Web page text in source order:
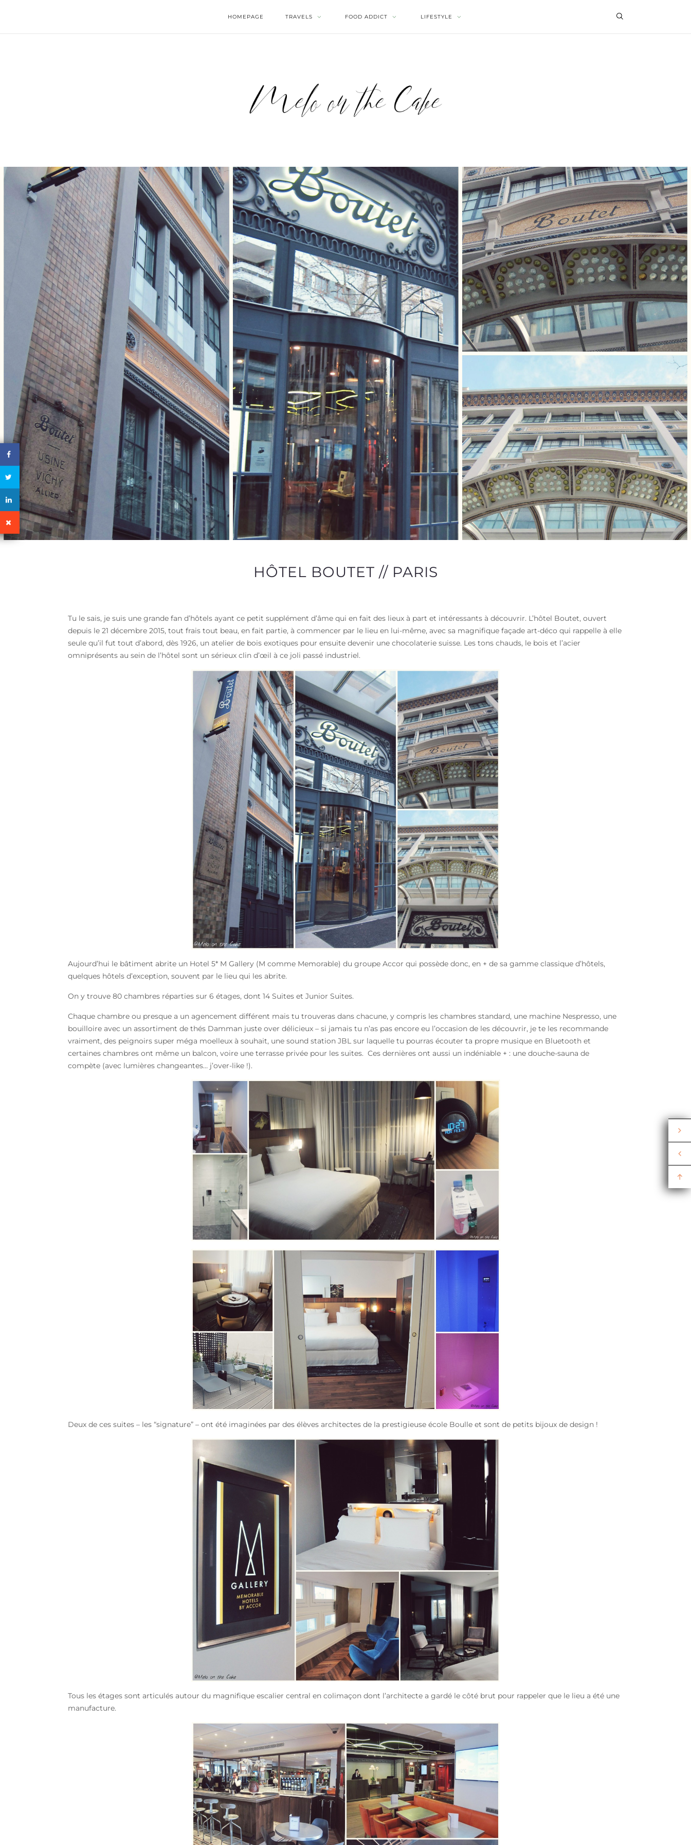
HOMEPAGE TRAVELS FOOD ADDICT LIFESTYLE
HÔTEL BOUTET // PARIS
Tu le sais, je suis une grande fan d’hôtels ayant ce petit supplément d’âme qui en fait des lieux à part et intéressants à découvrir. L’hôtel Boutet, ouvert
depuis le 21 décembre 2015, tout frais tout beau, en fait partie, à commencer par le lieu en lui-même, avec sa magnifique façade art-déco qui rappelle à elle
seule qu’il fut tout d’abord, dès 1926, un atelier de bois exotiques pour ensuite devenir une chocolaterie suisse. Les tons chauds, le bois et l’acier
omniprésents au sein de l’hôtel sont un sérieux clin d’œil à ce joli passé industriel.
Aujourd’hui le bâtiment abrite un Hotel 5* M Gallery (M comme Memorable) du groupe Accor qui possède donc, en + de sa gamme classique d’hôtels,
quelques hôtels d’exception, souvent par le lieu qui les abrite.
On y trouve 80 chambres réparties sur 6 étages, dont 14 Suites et Junior Suites.
Chaque chambre ou presque a un agencement différent mais tu trouveras dans chacune, y compris les chambres standard, une machine Nespresso, une
bouilloire avec un assortiment de thés Damman juste over délicieux – si jamais tu n’as pas encore eu l’occasion de les découvrir, je te les recommande
vraiment, des peignoirs super méga moelleux à souhait, une sound station JBL sur laquelle tu pourras écouter ta propre musique en Bluetooth et
certaines chambres ont même un balcon, voire une terrasse privée pour les suites. Ces dernières ont aussi un indéniable + : une douche-sauna de
compète (avec lumières changeantes… j’over-like !).
Deux de ces suites – les “signature” – ont été imaginées par des élèves architectes de la prestigieuse école Boulle et sont de petits bijoux de design !
Tous les étages sont articulés autour du magnifique escalier central en colimaçon dont l’architecte a gardé le côté brut pour rappeler que le lieu a été une
manufacture.